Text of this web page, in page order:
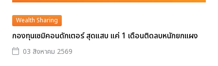
Wealth Sharing
กองทุนเซมิคอนดักเตอร์ สุดแสบ แค่ 1 เดือนติดลบหนักยกแผง
03 สิงหาคม 2569